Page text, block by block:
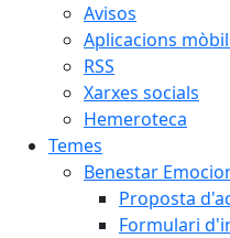
Avisos
Aplicacions
RSS
Xarxes socials
Hemeroteca
Temes
Benestar
Proposta
Formulari